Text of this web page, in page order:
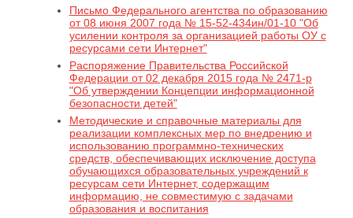
Письмо Федерального агентства по образованию
от 08 июня 2007 года № 15-52-434ин/01-10 "Об
усилении контроля за организацией работы ОУ с
ресурсами сети Интернет"
Распоряжение Правительства Российской
Федерации от 02 декабря 2015 года № 2471-р
"Об утверждении Концепции информационной
безопасности детей"
Методические и справочные материалы для
реализации комплексных мер по внедрению и
использованию программно-технических
средств, обеспечивающих исключение доступа
обучающихся образовательных учреждений к
ресурсам сети Интернет, содержащим
информацию, не совместимую с задачами
образования и воспитания